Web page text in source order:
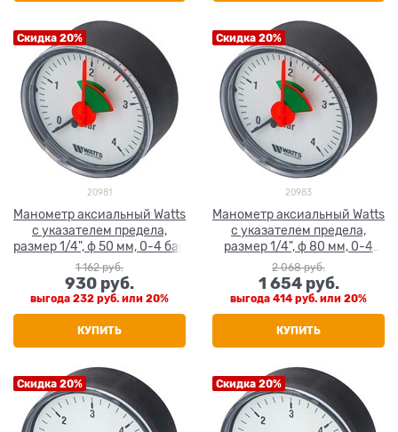
Скидка 20%
20981
Манометр аксиальный Watts
с указателем предела,
размер 1/4", ф 50 мм, 0-4 бар
1 162 руб.
930 руб.
выгода 232 руб. или 20%
КУПИТЬ
Скидка 20%
20983
Манометр аксиальный Watts
с указателем предела,
размер 1/4", ф 80 мм, 0-4
бар
2 068 руб.
1 654 руб.
выгода 414 руб. или 20%
КУПИТЬ
Скидка 20% Скидка 20%